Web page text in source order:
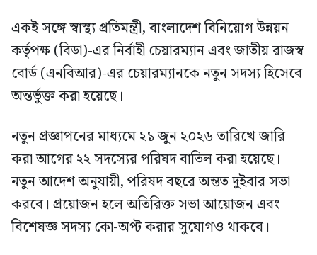
একই সঙ্গে স্বাস্থ্য প্রতিমন্ত্রী, বাংলাদেশ বিনিয়োগ উন্নয়ন
কর্তৃপক্ষ (বিডা)-এর নির্বাহী চেয়ারম্যান এবং জাতীয় রাজস্ব
বোর্ড (এনবিআর)-এর চেয়ারম্যানকে নতুন সদস্য হিসেবে
অন্তর্ভুক্ত করা হয়েছে।
নতুন প্রজ্ঞাপনের মাধ্যমে ২১ জুন ২০২৬ তারিখে জারি
করা আগের ২২ সদস্যের পরিষদ বাতিল করা হয়েছে।
নতুন আদেশ অনুযায়ী, পরিষদ বছরে অন্তত দুইবার সভা
করবে। প্রয়োজন হলে অতিরিক্ত সভা আয়োজন এবং
বিশেষজ্ঞ সদস্য কো-অপ্ট করার সুযোগও থাকবে।